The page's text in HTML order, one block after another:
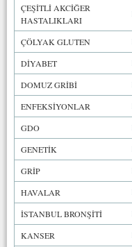
ÇEŞİTLİ AKCİĞER
HASTALIKLARI
ÇÖLYAK GLUTEN
DİYABET
DOMUZ GRİBİ
ENFEKSİYONLAR
GDO
GENETİK
GRİP
HAVALAR
İSTANBUL BRONŞİTİ
KANSER